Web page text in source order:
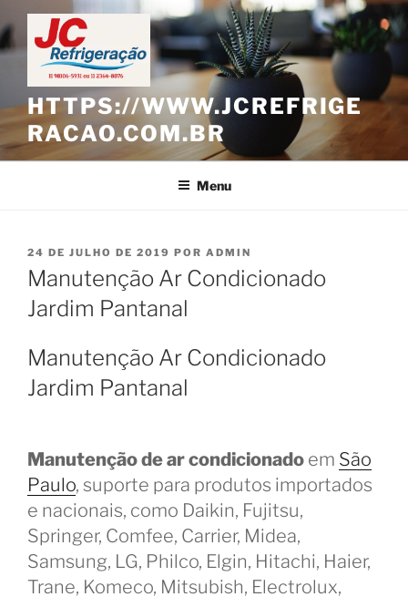
Pular
para
o
conteúdo
HTTPS://WWW.JCREFRIGE
RACAO.COM.BR
Menu
PUBLICADO
EM
24 DE JULHO DE 2019 POR ADMIN
Manutenção Ar Condicionado
Jardim Pantanal
Manutenção Ar Condicionado
Jardim Pantanal
Manutenção de ar condicionado em São
Paulo, suporte para produtos importados
e nacionais, como Daikin, Fujitsu,
Springer, Comfee, Carrier, Midea,
Samsung, LG, Philco, Elgin, Hitachi, Haier,
Trane, Komeco, Mitsubish, Electrolux,